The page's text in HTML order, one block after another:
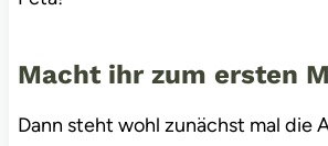
Macht ihr zum ersten
Dann steht wohl zunächst mal die